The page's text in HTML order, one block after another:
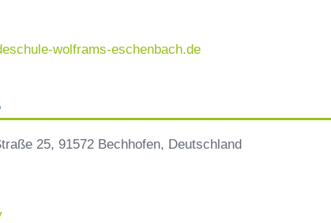
wolframs-eschenbach.de
25, 91572 Bechhofen, Deutschland